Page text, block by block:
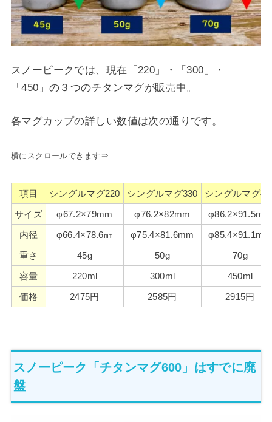
スノーピークでは、現在「220」・「300」・
「450」の３つのチタンマグが販売中。
各マグカップの詳しい数値は次の通りです。
横にスクロールできます⇒
項目 シングルマグ220 シングルマグ330
シングルマグ
サイズ
φ67.2×79mm φ76.2×82mm
φ86.2×91.5mm
内径
φ66.4×78.6㎜ φ75.4×81.6mm
φ85.4×91.1mm
重さ
45g 50g
70g
容量
220ml 300ml
450ml
価格
2475円 2585円 2915円
スノーピーク「チタンマグ600」はすでに廃
盤